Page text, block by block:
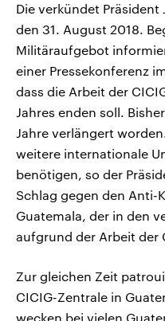
Die verkündet
den 31. August 2018.
Militäraufgebot
einer Pressekonferenz
dass die Arbeit der
Jahres enden soll.
Jahre verlängert
weitere internationale
benötigen, so der
Schlag gegen den Anti-
Guatemala, der in den
aufgrund der Arbeit der
Zur gleichen Zeit
CICIG-Zentrale in
wecken bei vielen